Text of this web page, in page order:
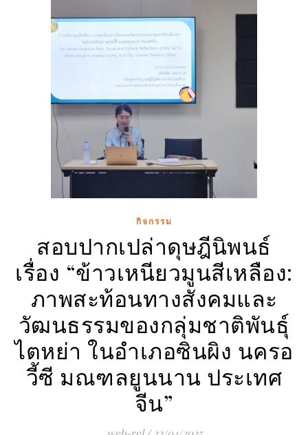
กิจกรรม
สอบปากเปล่าดุษฎีนิพนธ์
เรื่อง “ข้าวเหนียวมูนสีเหลือง:
ภาพสะท้อนทางสังคมและ
วัฒนธรรมของกลุ่มชาติพันธุ์
ไตหย่า ในอำเภอซินผิง นครอ
วี้ซี มณฑลยูนนาน ประเทศ
จีน”